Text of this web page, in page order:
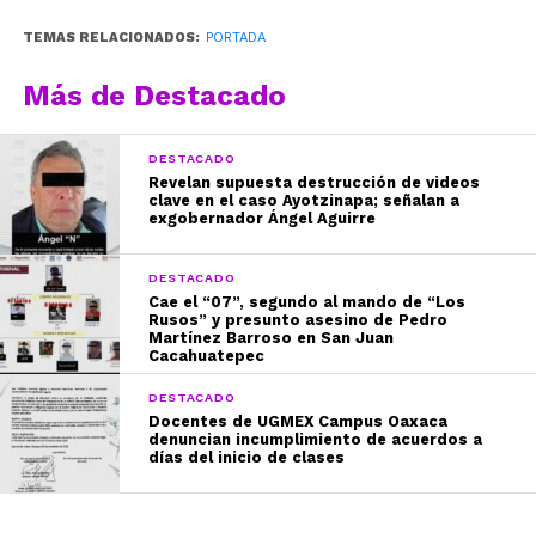
TEMAS RELACIONADOS: PORTADA
Más de Destacado
DESTACADO
Revelan supuesta destrucción de videos
clave en el caso Ayotzinapa; señalan a
exgobernador Ángel Aguirre
DESTACADO
Cae el “07”, segundo al mando de “Los
Rusos” y presunto asesino de Pedro
Martínez Barroso en San Juan
Cacahuatepec
DESTACADO
Docentes de UGMEX Campus Oaxaca
denuncian incumplimiento de acuerdos a
días del inicio de clases